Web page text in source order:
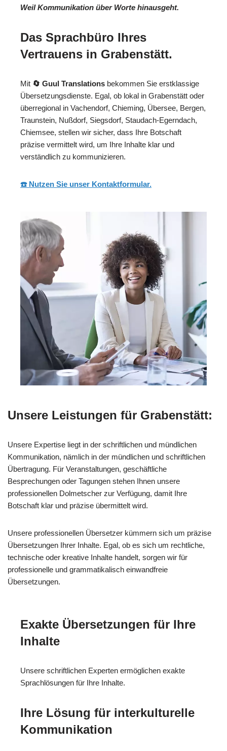
Weil Kommunikation über Worte hinausgeht.
Das Sprachbüro Ihres
Vertrauens in Grabenstätt.
Mit 🔄 Guul Translations bekommen Sie erstklassige
Übersetzungsdienste. Egal, ob lokal in Grabenstätt oder
überregional in Vachendorf, Chieming, Übersee, Bergen,
Traunstein, Nußdorf, Siegsdorf, Staudach-Egerndach,
Chiemsee, stellen wir sicher, dass Ihre Botschaft
präzise vermittelt wird, um Ihre Inhalte klar und
verständlich zu kommunizieren.
☎️ Nutzen Sie unser Kontaktformular.
Unsere Leistungen für Grabenstätt:
Unsere Expertise liegt in der schriftlichen und mündlichen
Kommunikation, nämlich in der mündlichen und schriftlichen
Übertragung. Für Veranstaltungen, geschäftliche
Besprechungen oder Tagungen stehen Ihnen unsere
professionellen Dolmetscher zur Verfügung, damit Ihre
Botschaft klar und präzise übermittelt wird.
Unsere professionellen Übersetzer kümmern sich um präzise
Übersetzungen Ihrer Inhalte. Egal, ob es sich um rechtliche,
technische oder kreative Inhalte handelt, sorgen wir für
professionelle und grammatikalisch einwandfreie
Übersetzungen.
Exakte Übersetzungen für Ihre
Inhalte
Unsere schriftlichen Experten ermöglichen exakte
Sprachlösungen für Ihre Inhalte.
Ihre Lösung für interkulturelle
Kommunikation